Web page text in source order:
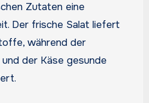
Zutaten eine
Der frische Salat liefert
während der
der Käse gesunde